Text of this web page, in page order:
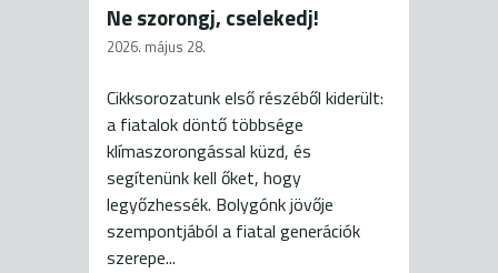
Ne szorongj, cselekedj!
2026. május 28.
Cikksorozatunk első részéből kiderült:
a fiatalok döntő többsége
klímaszorongással küzd, és
segítenünk kell őket, hogy
legyőzhessék. Bolygónk jövője
szempontjából a fiatal generációk
szerepe...